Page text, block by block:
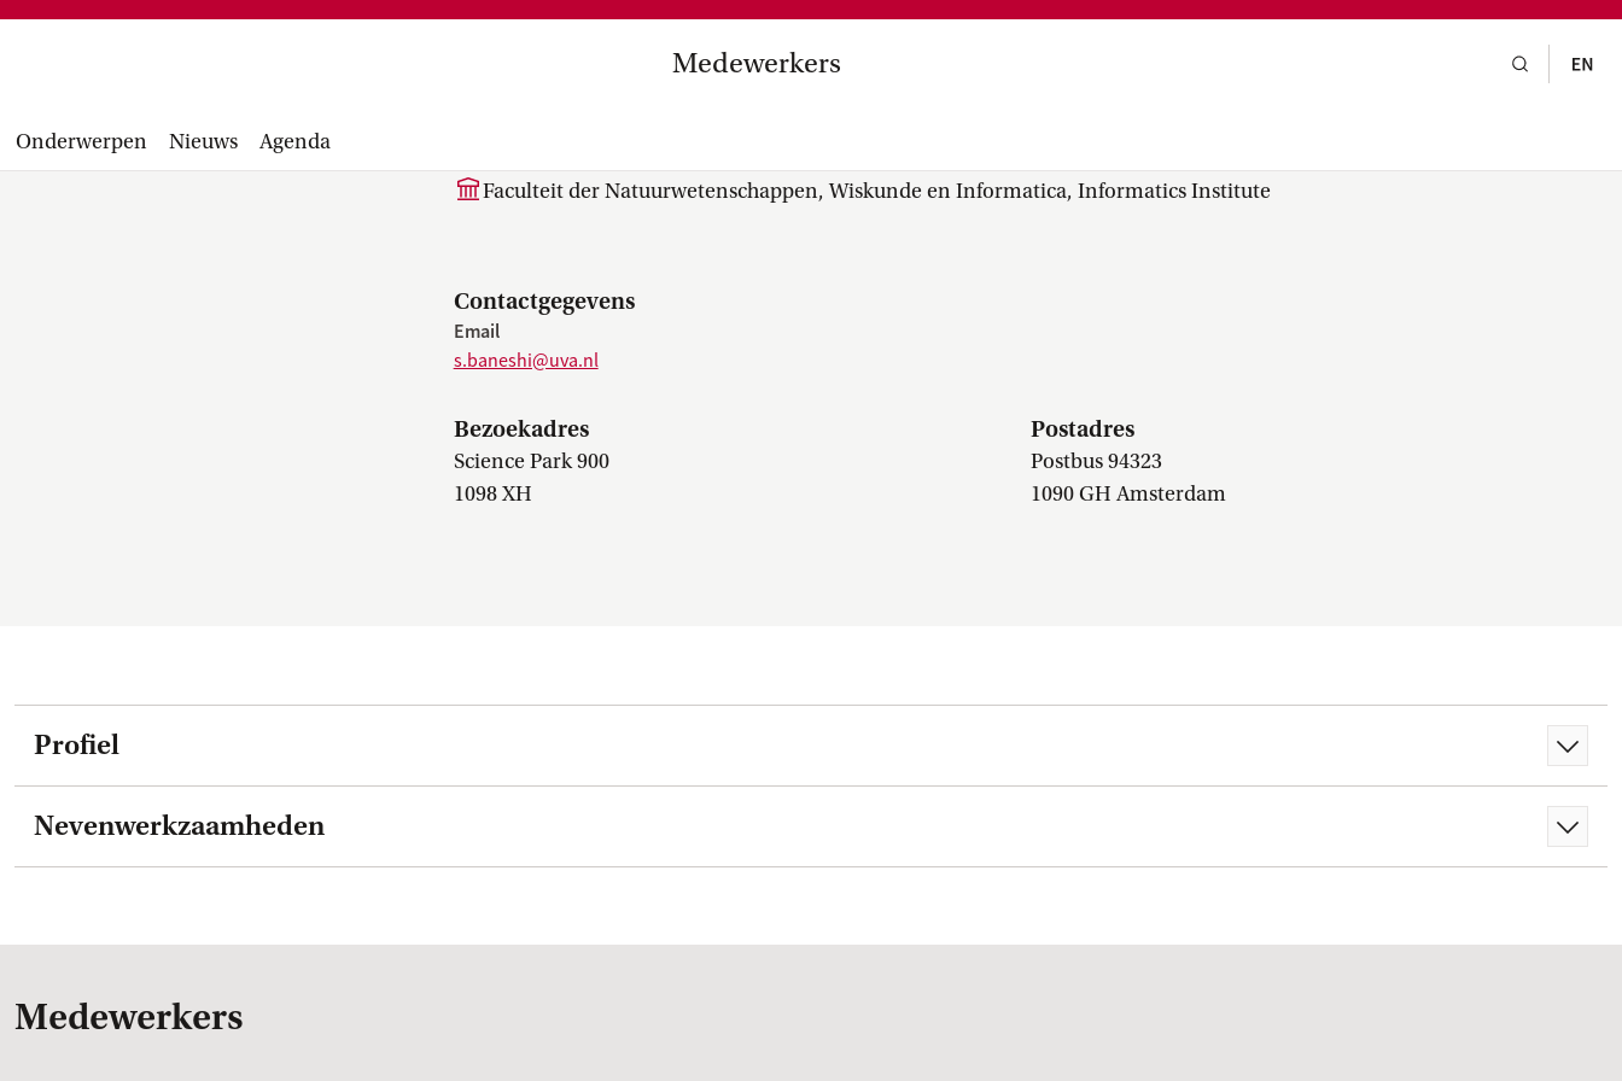
Medewerkers
Onderwerpen Nieuws Agenda
Financiële administratie, facturen,
projecten
Facultair strategisch plan, instellingsplan,
Wetsvoorstel Internationalisering in
Medezeggenschap, ondernemingsraad,
Faculteit der Natuurwetenschappen, Wiskunde en Informatica, Informatics Institute
Contactgegevens
Email
s.baneshi@uva.nl
Bezoekadres
Science Park 900
1098 XH
Postadres
Postbus 94323
1090 GH Amsterdam
Profiel
Nevenwerkzaamheden
Medewerkers